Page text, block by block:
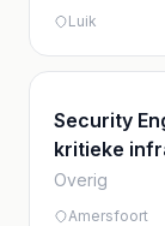
Luik
Security
kritieke
Overig
Amersfoort